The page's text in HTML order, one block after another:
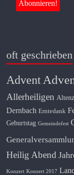
oft geschrieben
Advent
Allerheiligen
Dernbach Erntedank
Geburtstag Gemeindefest
Heilig Abend
Konzert Konzert 2017